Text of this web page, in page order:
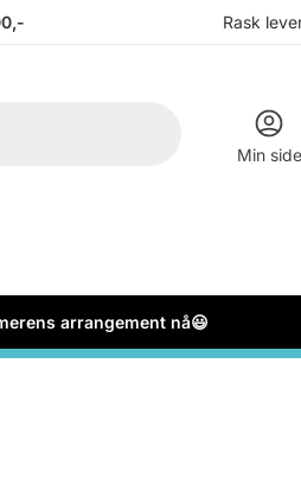
Rask
Min side
arrangement nå😃